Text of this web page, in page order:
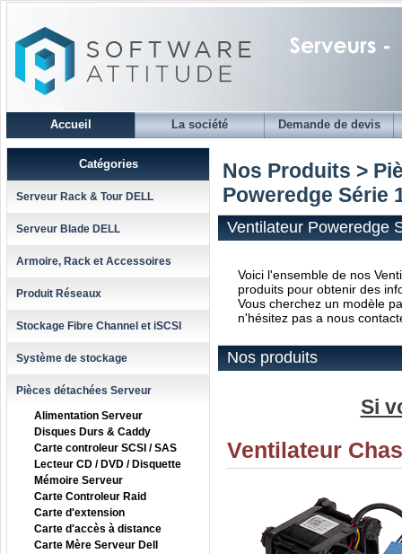
Accueil La société Demande de devis
Catégories
Serveur Rack & Tour DELL
Serveur Blade DELL
Armoire, Rack et Accessoires
Produit Réseaux
Stockage Fibre Channel et iSCSI
Système de stockage
Pièces détachées Serveur
Alimentation Serveur
Disques Durs & Caddy
Carte controleur SCSI / SAS
Lecteur CD / DVD / Disquette
Mémoire Serveur
Carte Controleur Raid
Carte d'extension
Carte d'accès à distance
Carte Mère Serveur Dell
Nos Produits >
Poweredge Série
Ventilateur Poweredge
Voici l'ensemble de nos
produits pour obtenir des
Vous cherchez un modèle
n'hésitez pas a nous
Nos produits
Si
Ventilateur